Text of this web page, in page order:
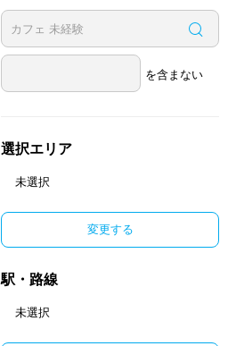
を含まない
選択エリア
未選択
変更する
駅・路線
未選択